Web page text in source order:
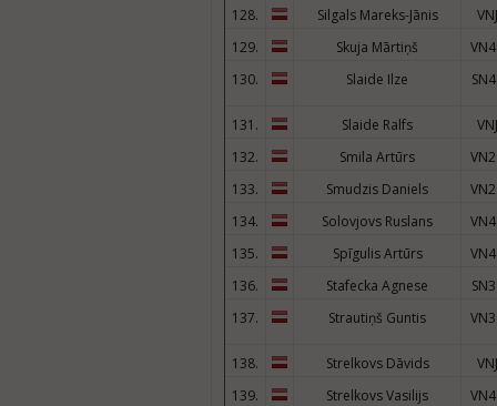
128.
Silgals Mareks-Jānis
VNJ
129.
Skuja Mārtiņš
130.
Slaide Ilze
131. Slaide Ralfs
VNJ
132.
Smila Artūrs
133.
Smudzis Daniels
134.
Solovjovs Ruslans
135.
Spīgulis Artūrs
136.
Stafecka Agnese
137.
Strautiņš Guntis
138. Strelkovs Dāvids
VNJ
139.
Strelkovs Vasilijs